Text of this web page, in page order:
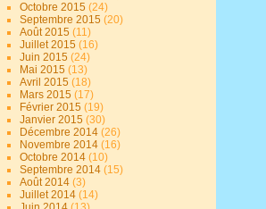
Octobre 2015(24)
Septembre 2015(20)
Août 2015(11)
Juillet 2015(16)
Juin 2015(24)
Mai 2015(13)
Avril 2015(18)
Mars 2015(17)
Février 2015(19)
Janvier 2015(30)
Décembre 2014(26)
Novembre 2014(16)
Octobre 2014(10)
Septembre 2014(15)
Août 2014(3)
Juillet 2014(14)